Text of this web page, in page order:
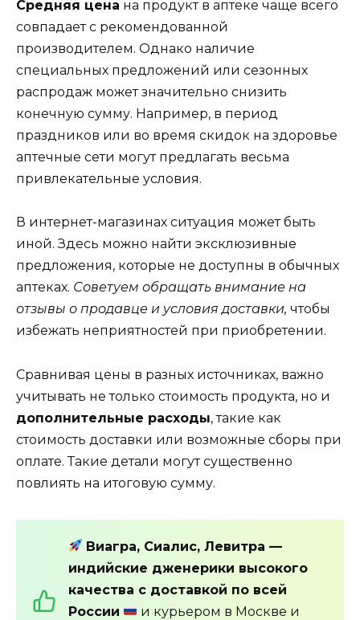
Средняя цена на продукт в аптеке чаще всего
совпадает с рекомендованной
производителем. Однако наличие
специальных предложений или сезонных
распродаж может значительно снизить
конечную сумму. Например, в период
праздников или во время скидок на здоровье
аптечные сети могут предлагать весьма
привлекательные условия.
В интернет-магазинах ситуация может быть
иной. Здесь можно найти эксклюзивные
предложения, которые не доступны в обычных
аптеках. Советуем обращать внимание на
отзывы о продавце и условия доставки, чтобы
избежать неприятностей при приобретении.
Сравнивая цены в разных источниках, важно
учитывать не только стоимость продукта, но и
дополнительные расходы, такие как
стоимость доставки или возможные сборы при
оплате. Такие детали могут существенно
повлиять на итоговую сумму.
Виагра, Сиалис, Левитра —
индийские дженерики высокого
качества с доставкой по всей
России
и курьером в Москве и